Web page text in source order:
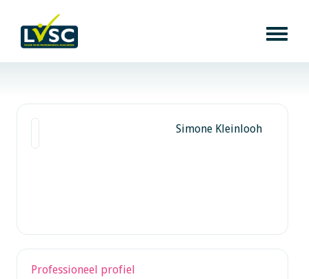
Simone Kleinlooh
Professioneel profiel